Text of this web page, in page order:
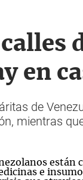
en
de
mientras